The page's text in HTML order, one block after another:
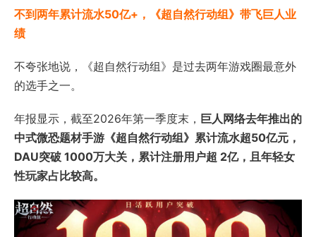
不到两年累计流水50亿+，《超自然行动组》带飞巨人业
绩
不夸张地说，《超自然行动组》是过去两年游戏圈最意外
的选手之一。
年报显示，截至2026年第一季度末， 巨人网络去年推出的
中式微恐题材手游《超自然行动组》累计流水超50亿元，
DAU突破 1000万大关，累计注册用户超 2亿，且年轻女
性玩家占比较高。